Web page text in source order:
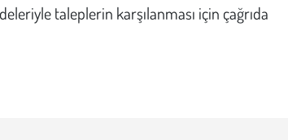
taleplerin karşılanması için çağrıda